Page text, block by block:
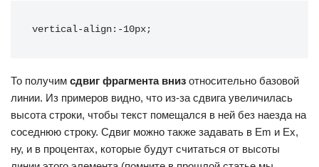
vertical-align:-10px;
То получим сдвиг фрагмента вниз относительно базовой
линии. Из примеров видно, что из-за сдвига увеличилась
высота строки, чтобы текст помещался в ней без наезда на
соседнюю строку. Сдвиг можно также задавать в Em и Ex,
ну, и в процентах, которые будут считаться от высоты